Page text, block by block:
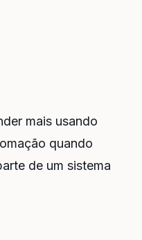
mais usando
quando
de um sistema